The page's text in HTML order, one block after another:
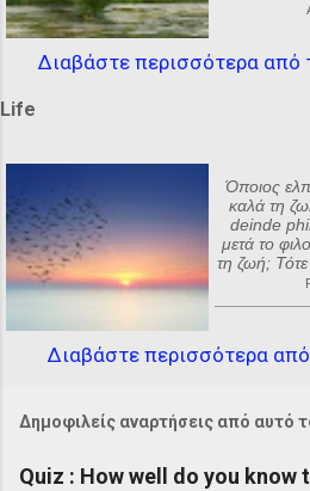
Διαβάστε περισσότερα από
Life
Όποιος
καλά τη
deinde
μετά το
τη ζωή;
Διαβάστε περισσότερα
Δημοφιλείς αναρτήσεις από αυτό
Quiz : How well do you know